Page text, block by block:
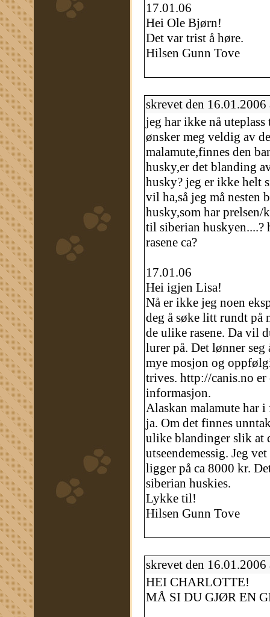
17.01.06
Hei Ole Bjørn!
Det var trist å høre.
Hilsen Gunn Tove
skrevet den
jeg har ikke nå
ønsker meg veldig av
malamute,finnes den
husky,er det blanding
husky? jeg er ikke helt
vil ha,så jeg må nesten
husky,som har
til siberian huskyen....?
rasene ca?
17.01.06
Hei igjen Lisa!
Nå er ikke jeg noen
deg å søke litt rundt på
de ulike rasene. Da vil
lurer på. Det lønner seg
mye mosjon og
trives. http://canis.no
informasjon.
Alaskan malamute har i
ja. Om det finnes
ulike blandinger slik at
utseendemessig. Jeg
ligger på ca 8000 kr.
siberian huskies.
Lykke til!
Hilsen Gunn Tove
skrevet den
HEI CHARLOTTE!
MÅ SI DU GJØR EN